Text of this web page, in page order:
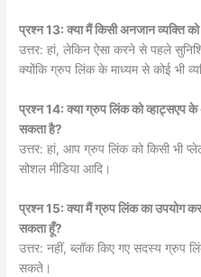
प्रश्न 13: क्या मैं किसी अनजान व्यक्ति
उत्तर: हां, लेकिन ऐसा करने से पहले
क्योंकि ग्रुप लिंक के माध्यम से कोई भी
प्रश्न 14: क्या ग्रुप लिंक को व्हाट्सएप के
सकता है?
उत्तर: हां, आप ग्रुप लिंक को किसी भी
सोशल मीडिया आदि।
प्रश्न 15: क्या मैं ग्रुप लिंक का उपयोग
सकता हूँ?
उत्तर: नहीं, ब्लॉक किए गए सदस्य ग्रुप
सकते।